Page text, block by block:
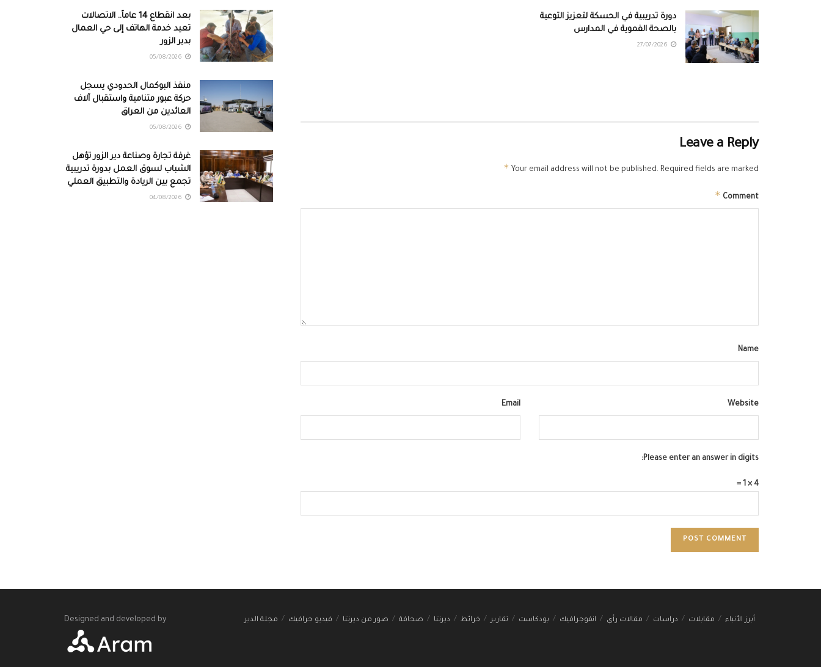
دورة تدريبية في الحسكة لتعزيز التوعية
بالصحة الفموية في المدارس
Leave a Reply
Your email address will not be published. Required fields are marked
*
Comment
*
Name
Email Website
Please enter an answer in digits:
4 × 1 =
بعد انقطاع 14 عاماً.. الاتصالات
تعيد خدمة الهاتف إلى حي العمال
بدير الزور
منفذ البوكمال الحدودي يسجل
حركة عبور متنامية واستقبال آلاف
العائدين من العراق
غرفة تجارة وصناعة دير الزور تؤهل
الشباب لسوق العمل بدورة تدريبية
تجمع بين الريادة والتطبيق العملي
أبرز الأنباء مقابلات دراسات مقالات رأي انفوجرافيك بودكاست تقارير خرائط ديرتنا صحافة صور من ديرتنا فيديو جرافيك مجلة الدير Designed and developed by